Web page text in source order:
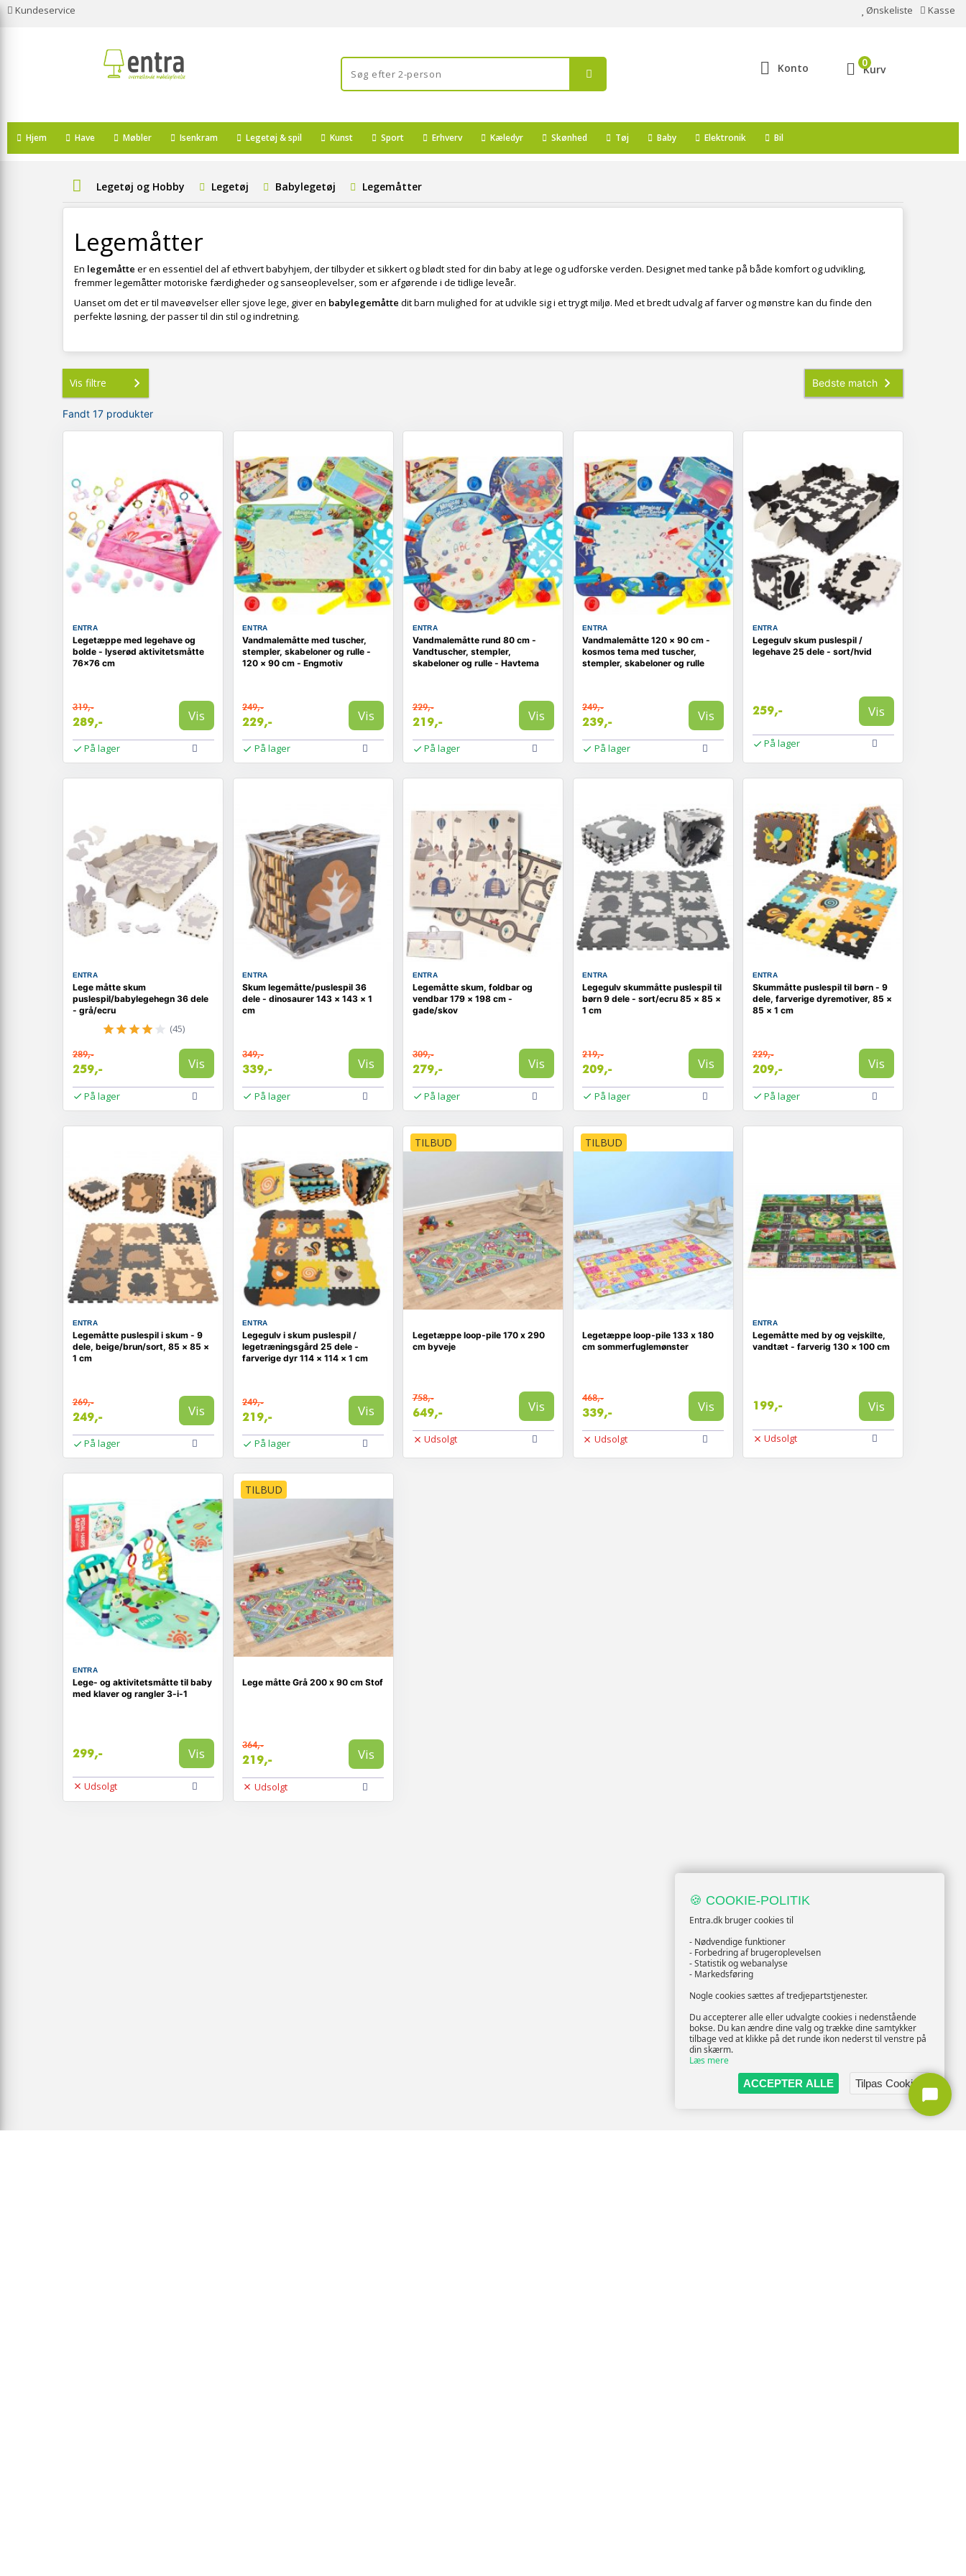
Kundeservice Ønskeliste Kasse
Konto Kurv
0
Hjem Have Møbler Isenkram Legetøj & spil Kunst Sport Erhverv Kæledyr Skønhed Tøj Baby Elektronik Bil
Legetøj og Hobby Legetøj Babylegetøj Legemåtter
Legemåtter
En legemåtte er en essentiel del af ethvert babyhjem, der tilbyder et sikkert og blødt sted for din baby at lege og udforske verden. Designet med tanke på både komfort og udvikling,
fremmer legemåtter motoriske færdigheder og sanseoplevelser, som er afgørende i de tidlige leveår.
Uanset om det er til maveøvelser eller sjove lege, giver en babylegemåtte dit barn mulighed for at udvikle sig i et trygt miljø. Med et bredt udvalg af farver og mønstre kan du finde den
perfekte løsning, der passer til din stil og indretning.
Vis filtre
Fandt 17 produkter
ENTRA
Legetæppe med legehave og
bolde - lyserød aktivitetsmåtte
76×76 cm
319,-
289,- Vis
På lager
ENTRA
Vandmalemåtte med tuscher,
stempler, skabeloner og rulle -
120 × 90 cm - Engmotiv
249,-
229,- Vis
På lager
ENTRA
Vandmalemåtte rund 80 cm -
Vandtuscher, stempler,
skabeloner og rulle - Havtema
229,-
219,- Vis
På lager
ENTRA
Vandmalemåtte 120 × 90 cm -
kosmos tema med tuscher,
stempler, skabeloner og rulle
249,-
239,- Vis
På lager
ENTRA
Legegulv skum puslespil /
legehave 25 dele - sort/hvid
259,- Vis
På lager
ENTRA
Lege måtte skum
puslespil/babylegehegn 36 dele
- grå/ecru
(45)
289,-
259,- Vis
På lager
ENTRA
Skum legemåtte/puslespil 36
dele - dinosaurer 143 × 143 × 1
cm
349,-
339,- Vis
På lager
ENTRA
Legemåtte skum, foldbar og
vendbar 179 × 198 cm -
gade/skov
309,-
279,- Vis
På lager
ENTRA
Legegulv skummåtte puslespil til
børn 9 dele - sort/ecru 85 × 85 ×
1 cm
219,-
209,- Vis
På lager
ENTRA
Skummåtte puslespil til børn - 9
dele, farverige dyremotiver, 85 ×
85 × 1 cm
229,-
209,- Vis
På lager
ENTRA
Legemåtte puslespil i skum - 9
dele, beige/brun/sort, 85 × 85 ×
1 cm
269,-
249,- Vis
På lager
ENTRA
Legegulv i skum puslespil /
legetræningsgård 25 dele -
farverige dyr 114 × 114 × 1 cm
249,-
219,- Vis
På lager
TILBUD
Legetæppe loop-pile 170 x 290
cm byveje
758,-
649,- Vis
Udsolgt
TILBUD
Legetæppe loop-pile 133 x 180
cm sommerfuglemønster
468,-
339,- Vis
Udsolgt
ENTRA
Legemåtte med by og vejskilte,
vandtæt - farverig 130 × 100 cm
199,- Vis
Udsolgt
ENTRA
Lege- og aktivitetsmåtte til baby
med klaver og rangler 3-i-1
299,- Vis
Udsolgt
TILBUD
Lege måtte Grå 200 x 90 cm Stof
364,-
219,- Vis
Udsolgt
🍪 COOKIE-POLITIK
Entra.dk bruger cookies til
- Nødvendige funktioner
- Forbedring af brugeroplevelsen
- Statistik og webanalyse
- Markedsføring
Nogle cookies sættes af tredjepartstjenester.
Du accepterer alle eller udvalgte cookies i nedenstående
bokse. Du kan ændre dine valg og trække dine samtykker
tilbage ved at klikke på det runde ikon nederst til venstre på
din skærm.
Læs mere
ACCEPTER ALLE
Tilpas Cookies